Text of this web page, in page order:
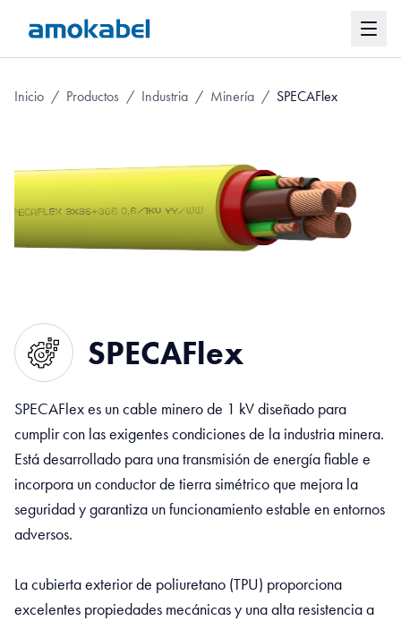
Inicio / Productos / Industria / Minería / SPECAFlex
SPECAFlex
SPECAFlex es un cable minero de 1 kV diseñado para
cumplir con las exigentes condiciones de la industria minera.
Está desarrollado para una transmisión de energía fiable e
incorpora un conductor de tierra simétrico que mejora la
seguridad y garantiza un funcionamiento estable en entornos
adversos.
La cubierta exterior de poliuretano (TPU) proporciona
excelentes propiedades mecánicas y una alta resistencia a